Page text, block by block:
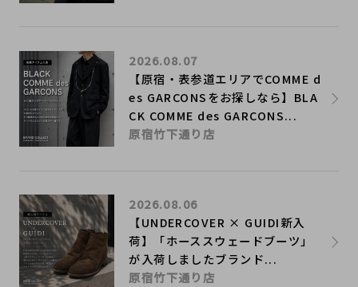
【原宿・表参道エリアでCOMME d
es GARCONSをお探しなら】BLA
CK COMME des GARCONS...
2026.08.07
原宿竹下通り店
【UNDERCOVER × GUIDI新入
荷】「ホーススウェードブーツ」
が入荷しましたブランド...
2026.08.06
原宿竹下通り店